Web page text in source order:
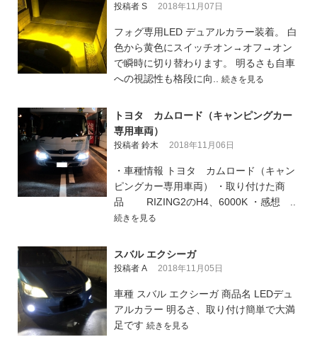
投稿者 S 2018年11月07日
フォグ専用LED デュアルカラー装着。 白
色から黄色にスイッチオン→オフ→オン
で瞬時に切り替わります。 明るさも自車
への視認性も格段に向.. 続きを見る
トヨタ カムロード（キャンピングカー
専用車両）
投稿者 鈴木 2018年11月06日
・車種情報 トヨタ カムロード（キャン
ピングカー専用車両） ・取り付けた商
品 RIZING2のH4、6000K ・感想 ..
続きを見る
スバル エクシーガ
投稿者 A 2018年11月05日
車種 スバル エクシーガ 商品名 LEDデュ
アルカラー 明るさ、取り付け簡単で大満
足です 続きを見る